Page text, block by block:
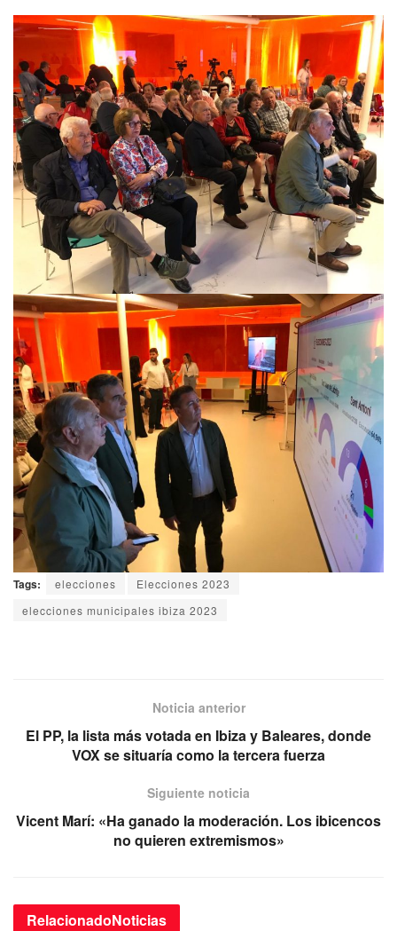
Tags: elecciones
Elecciones 2023
elecciones municipales ibiza 2023
Noticia anterior
El PP, la lista más votada en Ibiza y Baleares, donde
VOX se situaría como la tercera fuerza
Siguiente noticia
Vicent Marí: «Ha ganado la moderación. Los ibicencos
no quieren extremismos»
RelacionadoNoticias